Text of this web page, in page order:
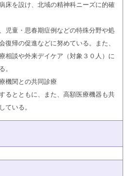
床を設け、北域の精神科ニーズに的確
児童・思春期症例などの特殊分野や処
復帰の促進などに努めている。また、
相談や外来デイケア（対象３０人）に
。
機関との共同診療
るとともに、また、高額医療機器も共
ている。